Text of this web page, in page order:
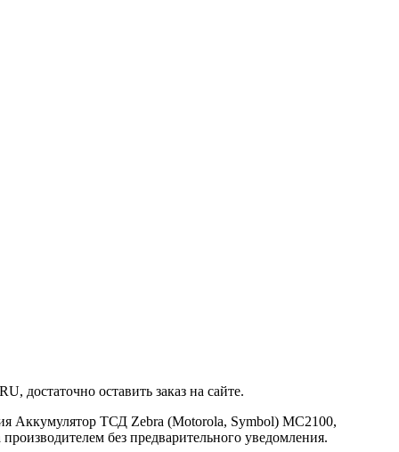
достаточно оставить заказ на сайте.
Аккумулятор ТСД Zebra (Motorola, Symbol) MC2100,
без предварительного уведомления.